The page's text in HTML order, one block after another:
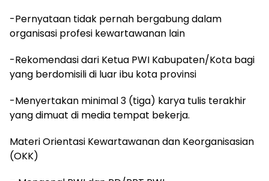
-Pernyataan tidak pernah bergabung dalam
organisasi profesi kewartawanan lain
-Rekomendasi dari Ketua PWI Kabupaten/Kota bagi
yang berdomisili di luar ibu kota provinsi
-Menyertakan minimal 3 (tiga) karya tulis terakhir
yang dimuat di media tempat bekerja.
Materi Orientasi Kewartawanan dan Keorganisasian
(OKK)